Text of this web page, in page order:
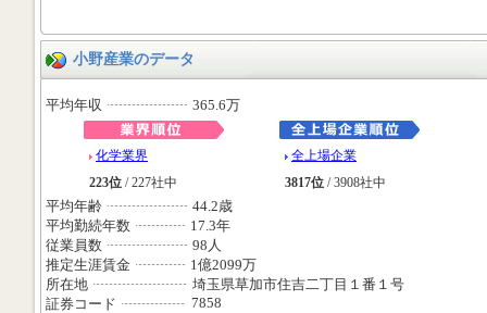
小野産業のデータ
平均年収 365.6万
化学業界
223位 / 227社中
全上場企業
3817位 / 3908社中
平均年齢
44.2歳
平均勤続年数
17.3年
従業員数
98人
推定生涯賃金
1億2099万
所在地
埼玉県草加市住吉二丁目１番１号
証券コード
7858